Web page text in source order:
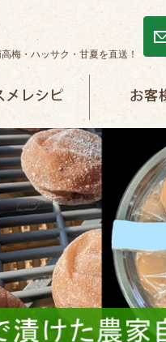
梅・ハッサク・甘夏を直送！
ピ お客様の声